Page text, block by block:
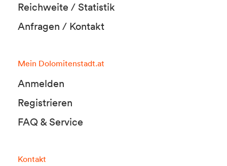
Reichweite / Statistik
Anfragen / Kontakt
Mein Dolomitenstadt.at
Anmelden
Registrieren
FAQ & Service
Kontakt